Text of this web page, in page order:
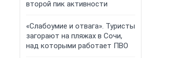
второй пик активности
«Слабоумие и отвага». Туристы
загорают на пляжах в Сочи,
над которыми работает ПВО